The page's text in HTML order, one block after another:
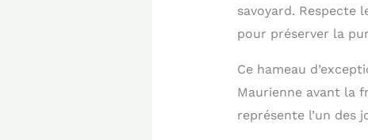
savoyard. Respecte
pour préserver la
Ce hameau
Maurienne avant la
représente l’un des